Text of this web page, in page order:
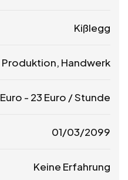
Kißlegg
Produktion, Handwerk
Euro - 23 Euro / Stunde
01/03/2099
Keine Erfahrung